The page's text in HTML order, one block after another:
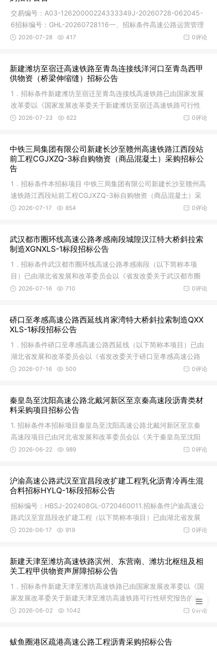
交易编号：A03-12620000224333349J-20260728-062045-
6招标编号：GHL-20260728116一、招标条件高速公路运营管理
兰州分公司日常养
0评论
2026-07-28 417
新建潍坊至宿迁高速铁路至青岛连接线洋河口至青岛西甲
供物资（桥梁伸缩缝）招标公告
1．招标条件新建潍坊至宿迁至青岛连接线高速铁路已由国家发展
改革委以《国家发展改革委关于新建潍坊至宿迁高速铁路可行性
研究报
0评论
2026-07-23 622
中铁三局集团有限公司新建长沙至赣州高速铁路江西段站
前工程CGJXZQ-3标自购物资（商品混凝土）采购招标公
告
1．招标条件本招标项目 中铁三局集团有限公司新建长沙至赣州高
速铁路江西段站前工程CGJXZQ-3标自购物资（商品混凝土）采
购 （项
0评论
2026-07-17 854
武汉都市圈环线高速公路孝感南段城隍汉江特大桥斜拉索
制造XGNXLS-1标段招标公告
1．招标条件武汉都市圈环线高速公路孝感南段（以下简称本项
目）已由湖北省发展和改革委员会以《省发改委关于武汉都市圈
环线高速
0评论
2026-07-16 710
硚口至孝感高速公路西延线肖家湾特大桥斜拉索制造QXX
XLS-1标段招标公告
1．招标条件硚口至孝感高速公路西延线（以下简称本项目）已由
湖北省发展和改革委员会以《省发改委关于硚口至孝感高速公路
西延线
0评论
2026-07-16 500
秦皇岛至沈阳高速公路北戴河新区至京秦高速段沥青类材
料采购项目招标公告
1. 招标条件本招标项目秦皇岛至沈阳高速公路北戴河新区至京秦
高速段项目已由河北省发展和改革委员会以《关于秦皇岛至沈阳
高速公
0评论
2026-06-22 989
沪渝高速公路武汉至宜昌段改扩建工程乳化沥青冷再生混
合料招标HYLQ-1标段招标公告
招标编号：HBSJ-202408GL-0720460011.招标条件沪渝高速公
路武汉至宜昌段改扩建工程（以下简称本项目）已由湖北省发展
和改革委员
0评论
2026-06-17 919
新建天津至潍坊高速铁路滨州、东营南、潍坊北枢纽及相
关工程甲供物资声屏障招标公告
1．招标条件新建天津至潍坊高速铁路已由国家发展改革委以《国
家发展改革委关于新建天津至潍坊高速铁路可行性研究报告的批
复》（
0评论
2026-06-02 1042
鲅鱼圈港区疏港高速公路工程沥青采购招标公告